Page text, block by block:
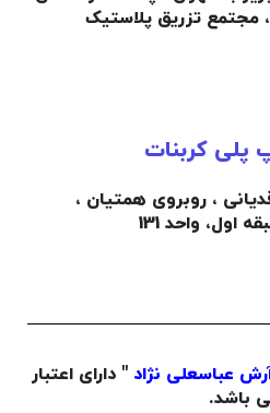
مجتمع تزریق پلاستیک
پلی کربنات
، روبروی همتیان ،
اول، واحد 131
عباسعلی نژاد " دارای اعتبار
باشد.